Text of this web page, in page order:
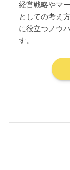
経営戦略やマ
としての考え
に役立つノウ
す。